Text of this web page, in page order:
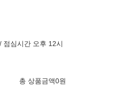
점심시간 오후 12시
총 상품금액0원